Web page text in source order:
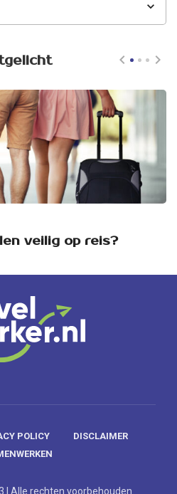
veilig op reis?
POLICY
DISCLAIMER
Alle rechten voorbehouden.